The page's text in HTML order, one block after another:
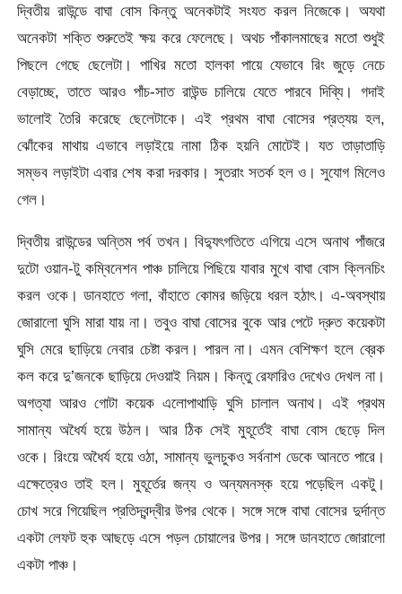
দ্বিতীয় রাউন্ডে বাঘা বোস কিন্তু অনেকটাই সংযত করল নিজেকে। অযথা
অনেকটা শক্তি শুরুতেই ক্ষয় করে ফেলেছে। অথচ পাঁকালমাছের মতো শুধুই
পিছলে গেছে ছেলেটা। পাখির মতো হালকা পায়ে যেভাবে রিং জুড়ে নেচে
বেড়াচ্ছে, তাতে আরও পাঁচ-সাত রাউন্ড চালিয়ে যেতে পারবে দিব্যি। গদাই
ভালোই তৈরি করেছে ছেলেটাকে। এই প্রথম বাঘা বোসের প্রত্যয় হল,
ঝোঁকের মাথায় এভাবে লড়াইয়ে নামা ঠিক হয়নি মোটেই। যত তাড়াতাড়ি
সম্ভব লড়াইটা এবার শেষ করা দরকার। সুতরাং সতর্ক হল ও। সুযোগ মিলেও
গেল।
দ্বিতীয় রাউন্ডের অন্তিম পর্ব তখন। বিদ্যুৎগতিতে এগিয়ে এসে অনাথ পাঁজরে
দুটো ওয়ান-টু কম্বিনেশন পাঞ্চ চালিয়ে পিছিয়ে যাবার মুখে বাঘা বোস ক্লিনচিং
করল ওকে। ডানহাতে গলা, বাঁহাতে কোমর জড়িয়ে ধরল হঠাৎ। এ-অবস্থায়
জোরালো ঘুসি মারা যায় না। তবুও বাঘা বোসের বুকে আর পেটে দ্রুত কয়েকটা
ঘুসি মেরে ছাড়িয়ে নেবার চেষ্টা করল। পারল না। এমন বেশিক্ষণ হলে ব্রেক
কল করে দু’জনকে ছাড়িয়ে দেওয়াই নিয়ম। কিন্তু রেফারিও দেখেও দেখল না।
অগত্যা আরও গোটা কয়েক এলোপাথাড়ি ঘুসি চালাল অনাথ। এই প্রথম
সামান্য অধৈর্য হয়ে উঠল। আর ঠিক সেই মুহূর্তেই বাঘা বোস ছেড়ে দিল
ওকে। রিংয়ে অধৈর্য হয়ে ওঠা, সামান্য ভুলচুকও সর্বনাশ ডেকে আনতে পারে।
এক্ষেত্রেও তাই হল। মুহূর্তের জন্য ও অন্যমনস্ক হয়ে পড়েছিল একটু।
চোখ সরে গিয়েছিল প্রতিদ্বন্দ্বীর উপর থেকে। সঙ্গে সঙ্গে বাঘা বোসের দুর্দান্ত
একটা লেফট হুক আছড়ে এসে পড়ল চোয়ালের উপর। সঙ্গে ডানহাতে জোরালো
একটা পাঞ্চ।